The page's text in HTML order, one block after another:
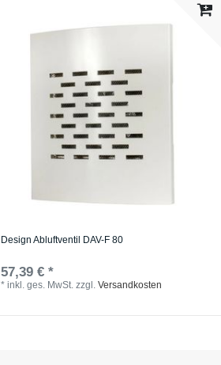
Design Abluftventil DAV-F 80
57,39 € *
*inkl. ges. MwSt. zzgl.Versandkosten